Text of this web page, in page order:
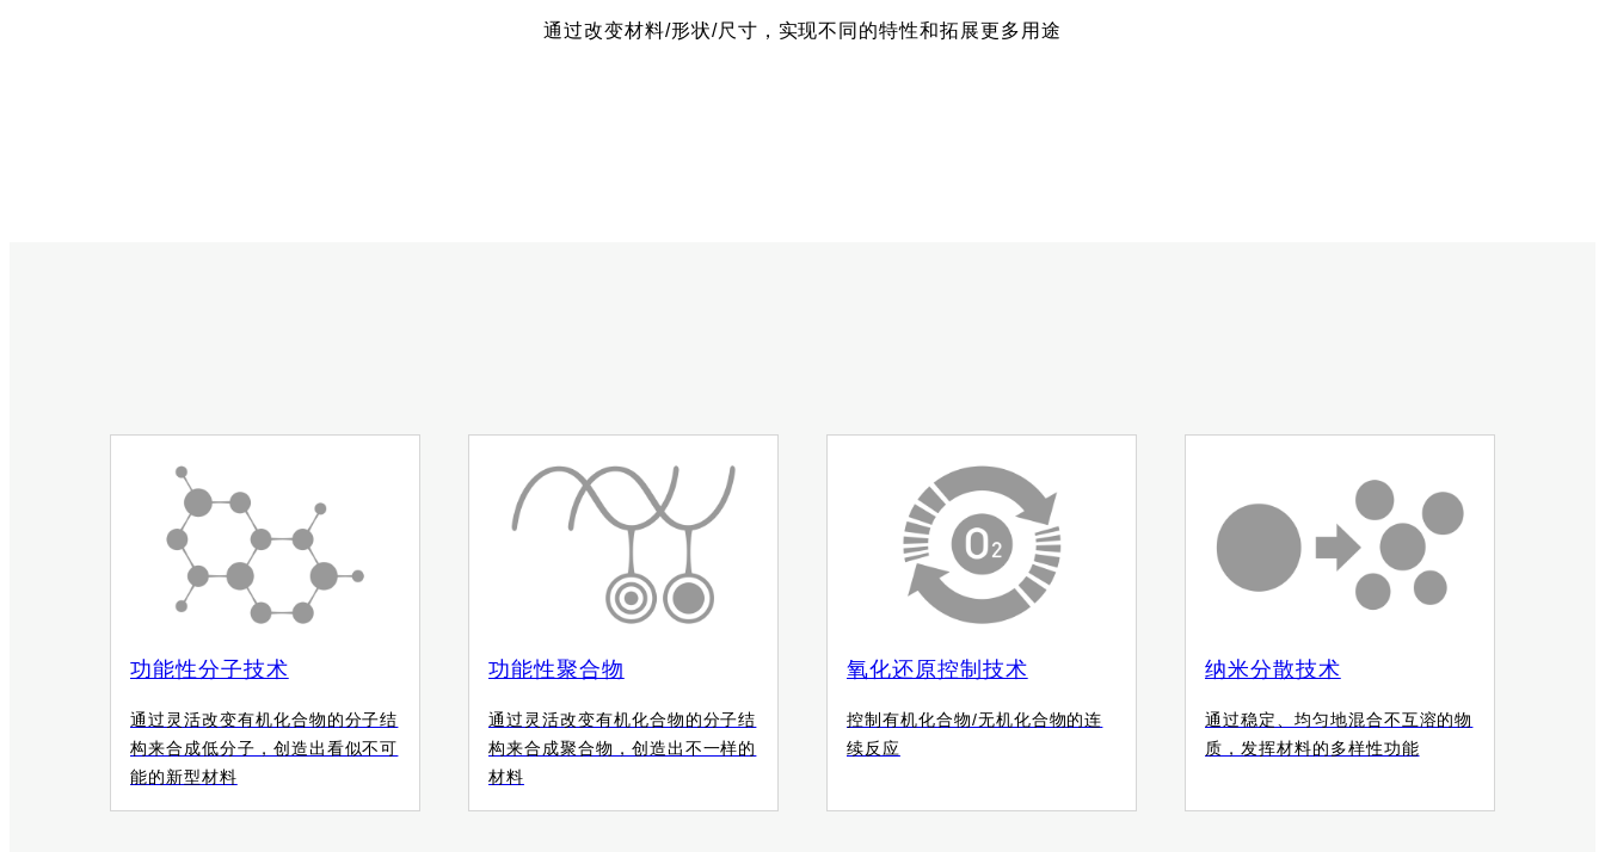
通过改变材料/形状/尺寸，实现不同的特性和拓展更多用途
功能性分子技术
通过灵活改变有机化合物的分子结
构来合成低分子，创造出看似不可
能的新型材料
功能性聚合物
通过灵活改变有机化合物的分子结
构来合成聚合物，创造出不一样的
材料
氧化还原控制技术
控制有机化合物/无机化合物的连
续反应
纳米分散技术
通过稳定、均匀地混合不互溶的物
质，发挥材料的多样性功能